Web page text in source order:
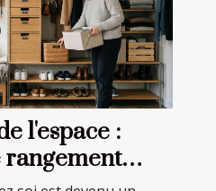
l'espace :
rangement